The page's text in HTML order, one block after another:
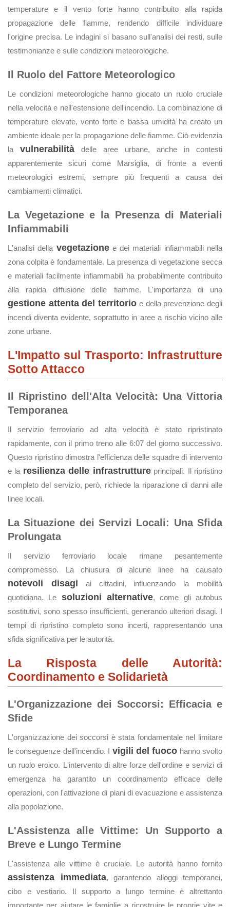
temperature e il vento forte hanno contribuito alla rapida
propagazione delle fiamme, rendendo difficile individuare
l'origine precisa. Le indagini si basano sull'analisi dei resti, sulle
testimonianze e sulle condizioni meteorologiche.
Il Ruolo del Fattore Meteorologico
Le condizioni meteorologiche hanno giocato un ruolo cruciale
nella velocità e nell'estensione dell'incendio. La combinazione di
temperature elevate, vento forte e bassa umidità ha creato un
ambiente ideale per la propagazione delle fiamme. Ciò evidenzia
la vulnerabilità delle aree urbane, anche in contesti
apparentemente sicuri come Marsiglia, di fronte a eventi
meteorologici estremi, sempre più frequenti a causa dei
cambiamenti climatici.
La Vegetazione e la Presenza di Materiali
Infiammabili
L'analisi della vegetazionee dei materiali infiammabili nella
zona colpita è fondamentale. La presenza di vegetazione secca
e materiali facilmente infiammabili ha probabilmente contribuito
alla rapida diffusione delle fiamme. L'importanza di una
gestione attenta del territorio e della prevenzione degli
incendi diventa evidente, soprattutto in aree a rischio vicino alle
zone urbane.
L'Impatto sul Trasporto: Infrastrutture
Sotto Attacco
Il Ripristino dell'Alta Velocità: Una Vittoria
Temporanea
Il servizio ferroviario ad alta velocità è stato ripristinato
rapidamente, con il primo treno alle 6:07 del giorno successivo.
Questo ripristino dimostra l'efficienza delle squadre di intervento
e la resilienza delle infrastruttureprincipali. Il ripristino
completo del servizio, però, richiede la riparazione di danni alle
linee locali.
La Situazione dei Servizi Locali: Una Sfida
Prolungata
Il servizio ferroviario locale rimane pesantemente
compromesso. La chiusura di alcune linee ha causato
notevoli disagi ai cittadini, influenzando la mobilità
quotidiana. Le soluzioni alternative, come gli autobus
sostitutivi, sono spesso insufficienti, generando ulteriori disagi. I
tempi di ripristino completo sono incerti, rappresentando una
sfida significativa per le autorità.
La Risposta delle Autorità:
Coordinamento e Solidarietà
L'Organizzazione dei Soccorsi: Efficacia e
Sfide
L'organizzazione dei soccorsi è stata fondamentale nel limitare
le conseguenze dell'incendio. I vigili del fuoco hanno svolto
un ruolo eroico. L'intervento di altre forze dell'ordine e servizi di
emergenza ha garantito un coordinamento efficace delle
operazioni, con l'attivazione di piani di evacuazione e assistenza
alla popolazione.
L'Assistenza alle Vittime: Un Supporto a
Breve e Lungo Termine
L'assistenza alle vittime è cruciale. Le autorità hanno fornito
assistenza immediata, garantendo alloggi temporanei,
cibo e vestiario. Il supporto a lungo termine è altrettanto
importante per aiutare le famiglie a ricostruire le proprie vite e